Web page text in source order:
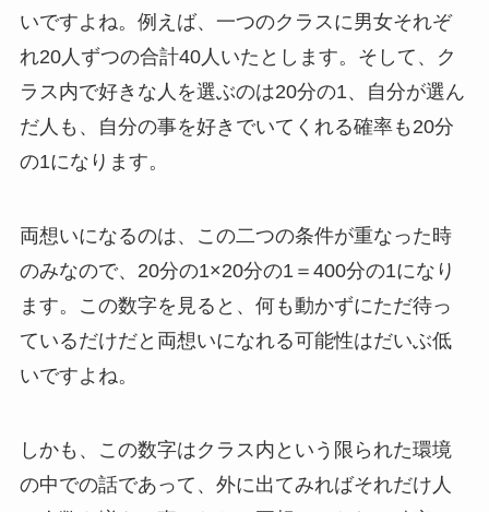
いですよね。例えば、一つのクラスに男女それぞ
れ20人ずつの合計40人いたとします。そして、ク
ラス内で好きな人を選ぶのは20分の1、自分が選ん
だ人も、自分の事を好きでいてくれる確率も20分
の1になります。
両想いになるのは、この二つの条件が重なった時
のみなので、20分の1×20分の1＝400分の1になり
ます。この数字を見ると、何も動かずにただ待っ
ているだけだと両想いになれる可能性はだいぶ低
いですよね。
しかも、この数字はクラス内という限られた環境
の中での話であって、外に出てみればそれだけ人